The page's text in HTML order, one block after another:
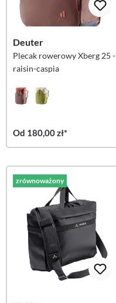
Deuter
Plecak rowerowy Xberg 25 -
raisin-caspia
Od 180,00 zł*
zrównoważony